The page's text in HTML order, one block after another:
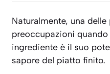
Naturalmente, una
preoccupazioni
ingrediente è il suo
sapore del piatto finito.